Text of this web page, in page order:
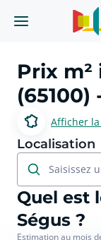
Prix
(65100)
Afficher
Localisation
Saisissez
Quel est
Ségus ?
Estimation au mois